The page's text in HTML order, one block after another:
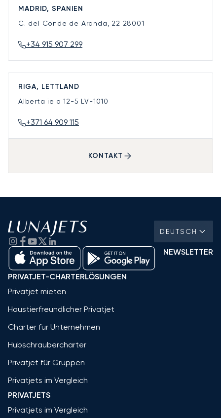
MADRID, SPANIEN
C. del Conde de Aranda, 22 28001
+34 915 907 299
RIGA, LETTLAND
Alberta iela 12-5 LV-1010
+371 64 909 115
KONTAKT
DEUTSCH
NEWSLETTER
PRIVATJET-CHARTERLÖSUNGEN
Privatjet mieten
Haustierfreundlicher Privatjet
Charter für Unternehmen
Hubschraubercharter
Privatjet für Gruppen
Privatjets im Vergleich
PRIVATJETS
Privatjets im Vergleich